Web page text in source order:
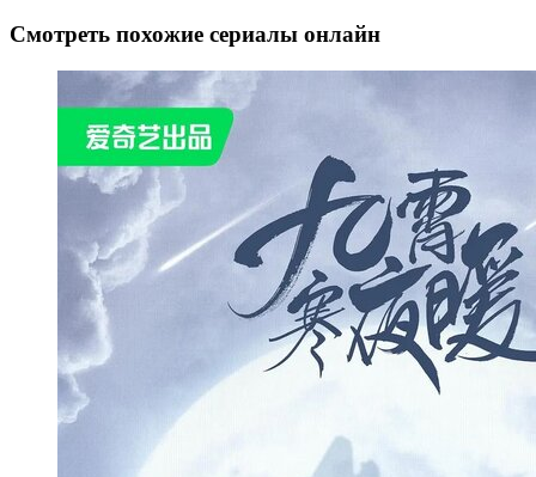
Смотреть похожие сериалы онлайн